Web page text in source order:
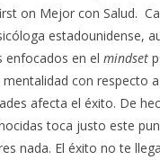
on Mejor con Salud.
estadounidense,
enfocados en el mindset
con respecto
afecta el éxito. De
toca justo este
nada. El éxito no te